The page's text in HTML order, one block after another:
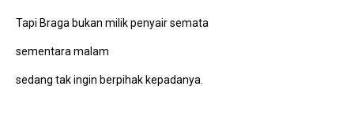
Tapi Braga bukan milik penyair semata
sementara malam
sedang tak ingin berpihak kepadanya.